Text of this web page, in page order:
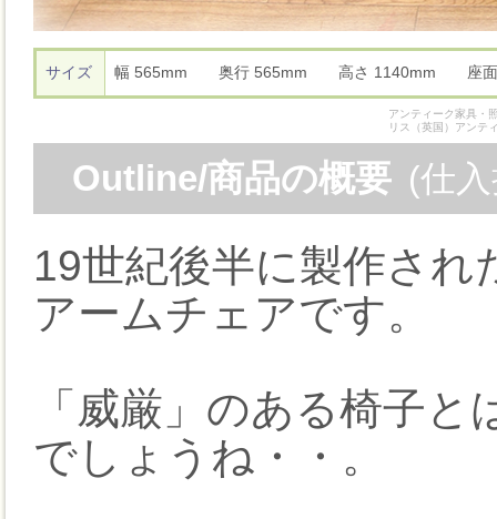
サイズ 幅 565mm 奥行 565mm 高さ 1140mm 座
アンティーク家具・
リス（英国）アンテ
Outline/商品の概要 (仕
19世紀後半に製作さ
アームチェアです。
「威厳」のある椅子
でしょうね・・。